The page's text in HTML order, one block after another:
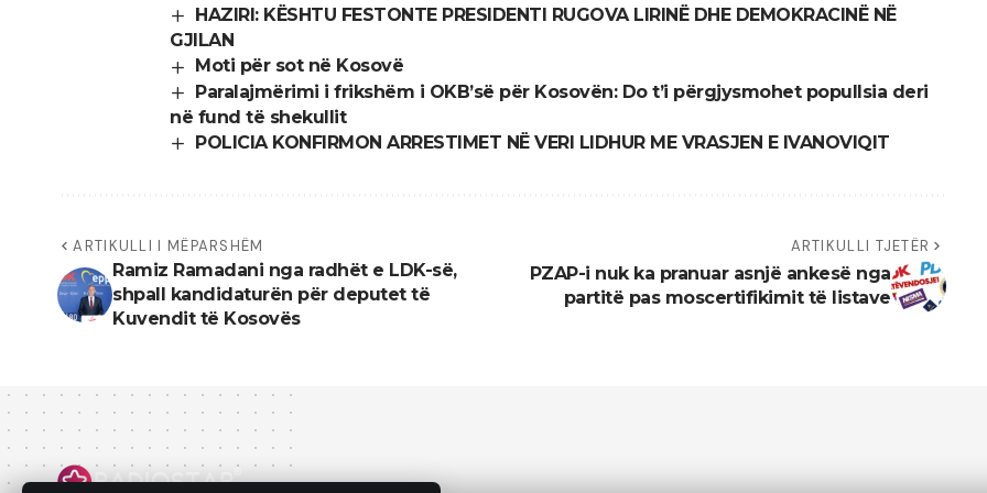
HAZIRI: KËSHTU FESTONTE PRESIDENTI RUGOVA LIRINË DHE DEMOKRACINË NË
GJILAN
Moti për sot në Kosovë
Paralajmërimi i frikshëm i OKB’së për Kosovën: Do t’i përgjysmohet popullsia deri
në fund të shekullit
POLICIA KONFIRMON ARRESTIMET NË VERI LIDHUR ME VRASJEN E IVANOVIQIT
ARTIKULLI I MËPARSHËM
Ramiz Ramadani nga radhët e LDK-së,
shpall kandidaturën për deputet të
Kuvendit të Kosovës
ARTIKULLI TJETËR
PZAP-i nuk ka pranuar asnjë ankesë nga
partitë pas moscertifikimit të listave